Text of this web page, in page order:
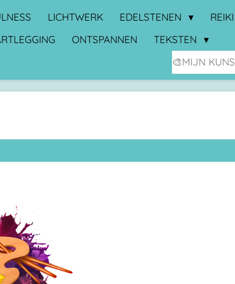
LICHTWERK EDELSTENEN
REIKI
ONTSPANNEN
TEKSTEN
🎨MIJN